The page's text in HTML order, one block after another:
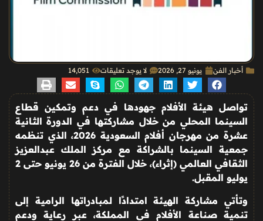
أخبار الفن يونيو 27, 2026 لا يوجد تعليقات 14٬051
تواصل هيئة الأفلام جهودها في دعم وتمكين قطاع
السينما المحلي من خلال مشاركتها في الدورة الثانية
عشرة من مهرجان أفلام السعودية 2026، الذي تنظمه
جمعية السينما بالشراكة مع مركز الملك عبدالعزيز
الثقافي العالمي (إثراء)، خلال الفترة من 26 يونيو حتى 2
يوليو المقبل.
وتأتي مشاركة الهيئة امتدادًا لمبادراتها الرامية إلى
تنمية صناعة الأفلام في المملكة، عبر رعاية ودعم